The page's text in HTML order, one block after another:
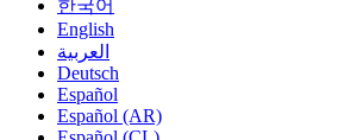
한국어
English
العربية
Deutsch
Español
Español (AR)